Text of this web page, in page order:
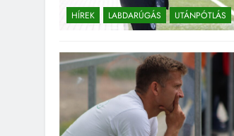
HÍREK LABDARÚGÁS UTÁNPÓTLÁS